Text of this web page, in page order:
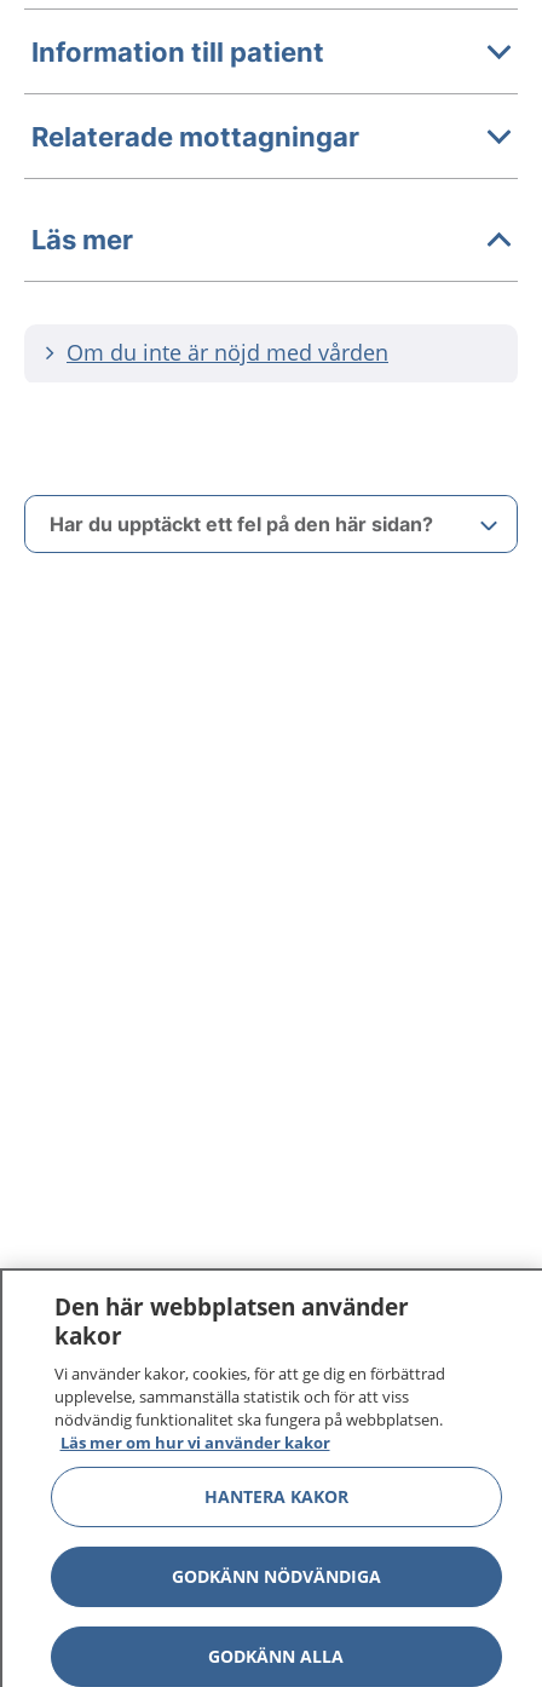
Information till patient
Relaterade mottagningar
Läs mer
Om du inte är nöjd med vården
Har du upptäckt ett fel på den här sidan?
Den här webbplatsen använder
kakor
Vi använder kakor, cookies, för att ge dig en förbättrad
upplevelse, sammanställa statistik och för att viss
nödvändig funktionalitet ska fungera på webbplatsen.
Läs mer om hur vi använder kakor
HANTERA KAKOR
GODKÄNN NÖDVÄNDIGA
GODKÄNN ALLA